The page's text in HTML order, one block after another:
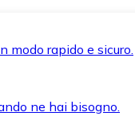
modo rapido e sicuro.
ne hai bisogno.